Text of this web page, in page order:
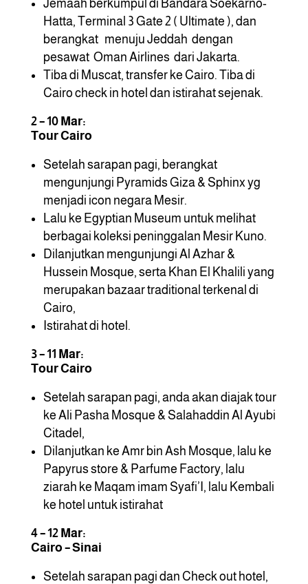
Jemaah berkumpul di Bandara Soekarno-
Hatta, Terminal 3 Gate 2 ( Ultimate ), dan
berangkat menuju Jeddah dengan
pesawat Oman Airlines dari Jakarta.
Tiba di Muscat, transfer ke Cairo. Tiba di
Cairo check in hotel dan istirahat sejenak.
2 – 10 Mar:
Tour Cairo
Setelah sarapan pagi, berangkat
mengunjungi Pyramids Giza & Sphinx yg
menjadi icon negara Mesir.
Lalu ke Egyptian Museum untuk melihat
berbagai koleksi peninggalan Mesir Kuno.
Dilanjutkan mengunjungi Al Azhar &
Hussein Mosque, serta Khan El Khalili yang
merupakan bazaar traditional terkenal di
Cairo,
Istirahat di hotel.
3 – 11 Mar:
Tour Cairo
Setelah sarapan pagi, anda akan diajak tour
ke Ali Pasha Mosque & Salahaddin Al Ayubi
Citadel,
Dilanjutkan ke Amr bin Ash Mosque, lalu ke
Papyrus store & Parfume Factory, lalu
ziarah ke Maqam imam Syafi’I, lalu Kembali
ke hotel untuk istirahat
4 – 12 Mar:
Cairo – Sinai
Setelah sarapan pagi dan Check out hotel,